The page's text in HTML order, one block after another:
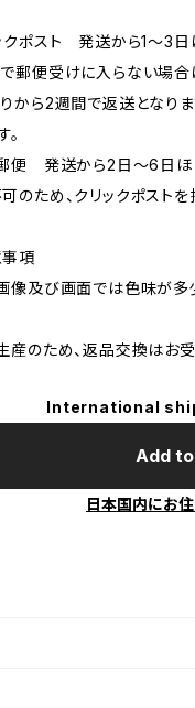
クポスト 発送から1〜3日
郵便受けに入らない場合
から2週間で返送となり
。
便 発送から2日〜6日ほ
のため、クリックポスト
項
像及び画面では色味が多
産のため、返品交換はお
International
Add
日本国内にお